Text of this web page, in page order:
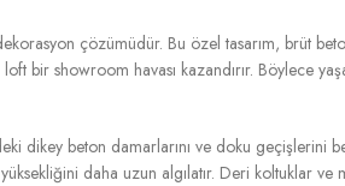
çözümüdür. Bu özel tasarım, brüt
bir showroom havası kazandırır. Böylece
dikey beton damarlarını ve doku geçişlerini
daha uzun algılatır. Deri koltuklar ve